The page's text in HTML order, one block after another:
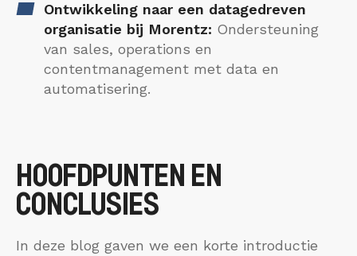
Ontwikkeling naar een datagedreven
organisatie bij Morentz: Ondersteuning
van sales, operations en
contentmanagement met data en
automatisering.
HOOFDPUNTEN EN
CONCLUSIES
In deze blog gaven we een korte introductie